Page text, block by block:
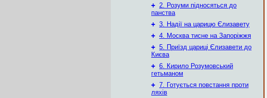
+ 2. Розуми підносяться до
панства
+ 3. Надії на царицю Єлизавету
+ 4. Москва тисне на Запоріжжя
+ 5. Приїзд цариці Єлизавети до
Києва
+ 6. Кирило Розумовський
гетьманом
+ 7. Готується повстання проти
ляхів